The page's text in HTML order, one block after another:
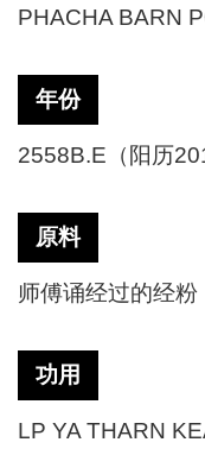
PHACHA BARN
年份
2558B.E（阳历
原料
师傅诵经过的经
功用
LP YA THARN